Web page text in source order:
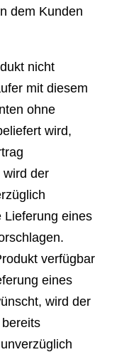
dem Kunden
nicht
mit diesem
ohne
wird,
wird der
Lieferung eines
verfügbar
eines
wird der